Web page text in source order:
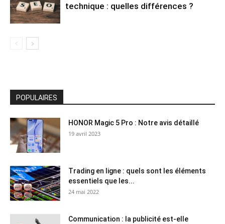
technique : quelles différences ?
POPULAIRES
HONOR Magic 5 Pro : Notre avis détaillé
19 avril 2023
Trading en ligne : quels sont les éléments
essentiels que les...
24 mai 2022
Communication : la publicité est-elle